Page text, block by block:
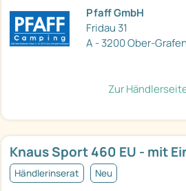
Pfaff GmbH
Fridau 31
A - 3200 Ober-
Zur
Knaus Sport 460 EU - mit
Händlerinserat Neu